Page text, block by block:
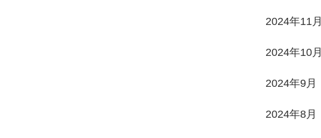
2024年11月
2024年10月
2024年9月
2024年8月